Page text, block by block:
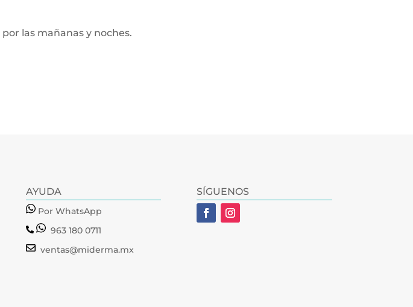
las mañanas y noches.
AYUDA
Por WhatsApp
963 180 0711
ventas@miderma.mx
SÍGUENOS